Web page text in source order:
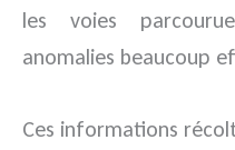
les voies
anomalies beaucoup
Ces informations